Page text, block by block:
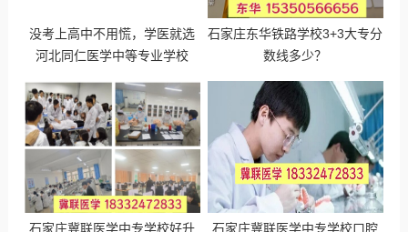
没考上高中不用慌，学医就选
河北同仁医学中等专业学校
石家庄东华铁路学校3+3大专分
数线多少？
石家庄冀联医学中专学校好升
石家庄冀联医学中专学校口腔